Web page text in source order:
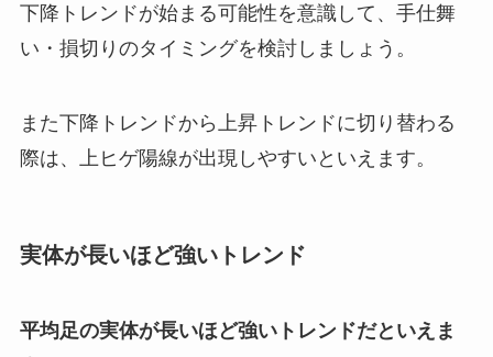
下降トレンドが始まる可能性を意識して、手仕舞
い・損切りのタイミングを検討しましょう。
また下降トレンドから上昇トレンドに切り替わる
際は、上ヒゲ陽線が出現しやすいといえます。
実体が長いほど強いトレンド
平均足の実体が長いほど強いトレンドだといえま